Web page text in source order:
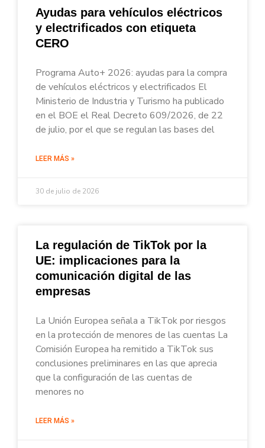
Ayudas para vehículos eléctricos
y electrificados con etiqueta
CERO
Programa Auto+ 2026: ayudas para la compra
de vehículos eléctricos y electrificados El
Ministerio de Industria y Turismo ha publicado
en el BOE el Real Decreto 609/2026, de 22
de julio, por el que se regulan las bases del
LEER MÁS »
30 de julio de 2026
La regulación de TikTok por la
UE: implicaciones para la
comunicación digital de las
empresas
La Unión Europea señala a TikTok por riesgos
en la protección de menores de las cuentas La
Comisión Europea ha remitido a TikTok sus
conclusiones preliminares en las que aprecia
que la configuración de las cuentas de
menores no
LEER MÁS »